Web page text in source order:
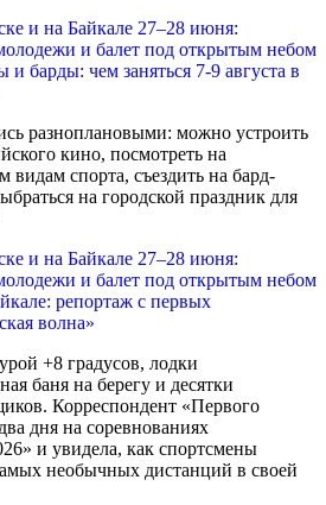
барды: чем заняться 7-9 августа в
разноплановыми: можно устроить
кино, посмотреть на
видам спорта, съездить на бард-
на городской праздник для
репортаж с первых
волна»
+8 градусов, лодки
баня на берегу и десятки
Корреспондент «Первого
дня на соревнованиях
и увидела, как спортсмены
необычных дистанций в своей